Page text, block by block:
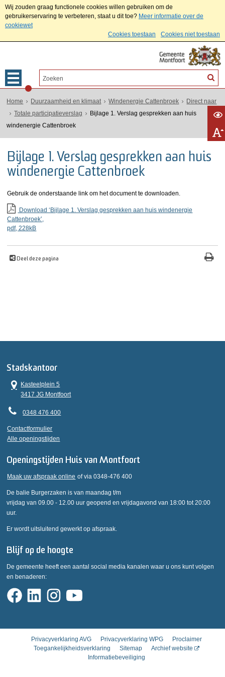
Wij zouden graag functionele cookies willen gebruiken om de
gebruikerservaring te verbeteren, staat u dit toe? Meer informatie over de
cookiewet
Cookies toestaan
Cookies niet toestaan
Home Duurzaamheid en klimaat Windenergie Cattenbroek
Direct naar
Totale participatieverslag
Bijlage 1. Verslag gesprekken aan huis
windenergie Cattenbroek
Bijlage 1. Verslag gesprekken aan huis
windenergie Cattenbroek
Gebruik de onderstaande link om het document te downloaden.
Download ‘Bijlage 1. Verslag gesprekken aan huis windenergie
Cattenbroek’,
pdf, 228kB
Deel deze pagina
Stadskantoor
Kasteelplein 5
3417 JG Montfoort
0348 476 400
Contactformulier
Alle openingstijden
Openingstijden Huis van Montfoort
Maak uw afspraak online of via 0348-476 400
De balie Burgerzaken is van maandag t/m
vrijdag van 09.00 - 12.00 uur geopend en vrijdagavond van 18:00 tot 20:00
uur.
Er wordt uitsluitend gewerkt op afspraak.
Blijf op de hoogte
De gemeente heeft een aantal social media kanalen waar u ons kunt volgen
en benaderen:
Privacyverklaring AVG Privacyverklaring WPG
Proclaimer
Toegankelijkheidsverklaring
Sitemap
Archief website
Informatiebeveiliging